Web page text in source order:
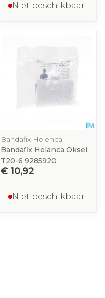
Niet beschikbaar
Bandafix Helenca
Bandafix Helanca Oksel
T20-6 9285920
€ 10,92
Niet beschikbaar